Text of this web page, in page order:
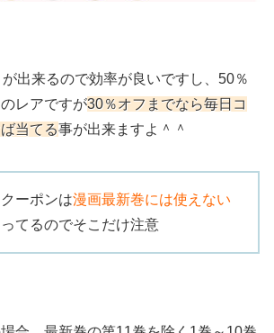
出来るので効率が良いですし、50％
レアですが30％オフまでなら毎日コ
当てる事が出来ますよ＾＾
ーポンは漫画最新巻には使えない
てるのでそこだけ注意